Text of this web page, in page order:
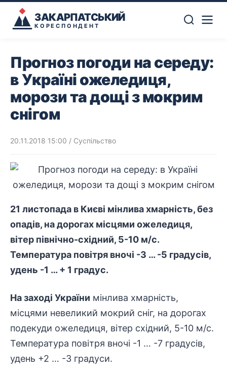
ЗАКАРПАТСЬКИЙ
КОРЕСПОНДЕНТ
Прогноз погоди на середу:
в Україні ожеледиця,
морози та дощі з мокрим
снігом
20.11.2018 15:00 / Суспільство
21 листопада в Києві мінлива хмарність, без
опадів, на дорогах місцями ожеледиця,
вітер північно-східний, 5-10 м/с.
Температура повітря вночі -3 … -5 градусів,
удень -1 … + 1 градус.
На заході України мінлива хмарність,
місцями невеликий мокрий сніг, на дорогах
подекуди ожеледиця, вітер східний, 5-10 м/с.
Температура повітря вночі -1 … -7 градусів,
удень +2 … -3 градуси.